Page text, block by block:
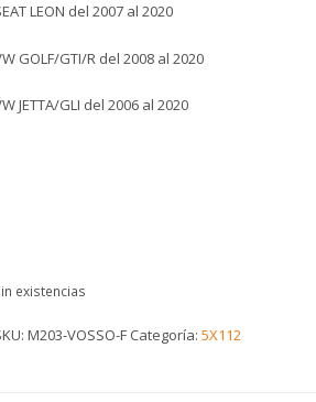
LEON del 2007 al 2020
GOLF/GTI/R del 2008 al 2020
JETTA/GLI del 2006 al 2020
existencias
M203-VOSSO-F Categoría: 5X112